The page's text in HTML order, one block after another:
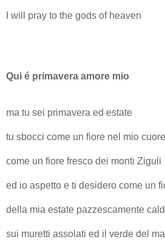
I will pray to the gods of heaven
Qui é primavera amore mio
ma tu sei primavera ed estate
tu sbocci come un fiore nel mio cuore
come un fiore fresco dei monti Ziguli
ed io aspetto e ti desidero come un
della mia estate pazzescamente
sui muretti assolati ed il verde del